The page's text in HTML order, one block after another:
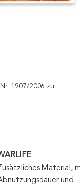
1907/2006 zu
Material,
und